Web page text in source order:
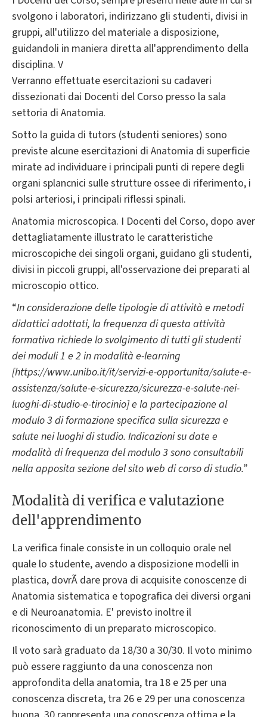
svolgono i laboratori, indirizzano gli studenti, divisi in
gruppi, all'utilizzo del materiale a disposizione,
guidandoli in maniera diretta all'apprendimento della
disciplina. V
Verranno effettuate esercitazioni su cadaveri
dissezionati dai Docenti del Corso presso la sala
settoria di Anatomia.
Sotto la guida di tutors (studenti seniores) sono
previste alcune esercitazioni di Anatomia di superficie
mirate ad individuare i principali punti di repere degli
organi splancnici sulle strutture ossee di riferimento, i
polsi arteriosi, i principali riflessi spinali.
Anatomia microscopica. I Docenti del Corso, dopo aver
dettagliatamente illustrato le caratteristiche
microscopiche dei singoli organi, guidano gli studenti,
divisi in piccoli gruppi, all'osservazione dei preparati al
microscopio ottico.
“In considerazione delle tipologie di attività e metodi
didattici adottati, la frequenza di questa attività
formativa richiede lo svolgimento di tutti gli studenti
dei moduli 1 e 2 in modalità e-learning
[https://www.unibo.it/it/servizi-e-opportunita/salute-e-
assistenza/salute-e-sicurezza/sicurezza-e-salute-nei-
luoghi-di-studio-e-tirocinio] e la partecipazione al
modulo 3 di formazione specifica sulla sicurezza e
salute nei luoghi di studio. Indicazioni su date e
modalità di frequenza del modulo 3 sono consultabili
nella apposita sezione del sito web di corso di studio.”
Modalità di verifica e valutazione
dell'apprendimento
La verifica finale consiste in un colloquio orale nel
quale lo studente, avendo a disposizione modelli in
plastica, dovrÃ dare prova di acquisite conoscenze di
Anatomia sistematica e topografica dei diversi organi
e di Neuroanatomia. E' previsto inoltre il
riconoscimento di un preparato microscopico.
Il voto sarà graduato da 18/30 a 30/30. Il voto minimo
può essere raggiunto da una conoscenza non
approfondita della anatomia, tra 18 e 25 per una
conoscenza discreta, tra 26 e 29 per una conoscenza